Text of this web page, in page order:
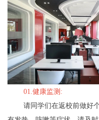
01. 健康监测:
请同学们在返校前做好